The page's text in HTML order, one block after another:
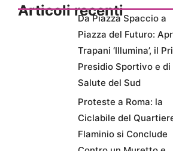
Articoli recentiDa Piazza Spaccio a
Piazza del Futuro:
Trapani ‘Illumina’, il
Presidio Sportivo e di
Salute del Sud
Proteste a Roma: la
Ciclabile del
Flaminio si Conclude